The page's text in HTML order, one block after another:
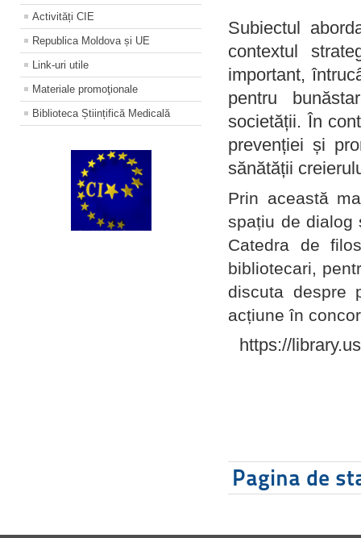
Activități CIE
Republica Moldova și UE
Link-uri utile
Materiale promoţionale
Biblioteca Științifică Medicală
Subiectul
contextul
important,
pentru
societății. În
prevenției și
sănătății
Prin această
spațiu de dialog
Catedra de
bibliotecari,
discuta despre
acțiune în
https://
Pagina de